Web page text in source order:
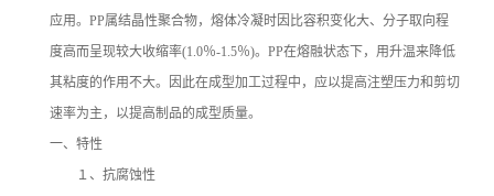
应用。PP属结晶性聚合物，熔体冷凝时因比容积变化大、分子取向程
度高而呈现较大收缩率(1.0％-1.5％)。PP在熔融状态下，用升温来降低
其粘度的作用不大。因此在成型加工过程中，应以提高注塑压力和剪切
速率为主，以提高制品的成型质量。
一、特性
１、抗腐蚀性